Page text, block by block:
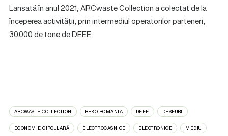
Lansată în anul 2021, ARCwaste Collection a colectat de la
începerea activității, prin intermediul operatorilor parteneri,
30.000 de tone de DEEE.
ARCWASTE COLLECTION BEKO ROMANIA DEEE DEȘEURI
ECONOMIE CIRCULARĂ ELECTROCASNICE ELECTRONICE MEDIU